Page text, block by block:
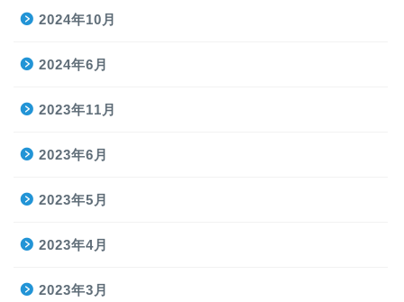
2024年10月
2024年6月
2023年11月
2023年6月
2023年5月
2023年4月
2023年3月